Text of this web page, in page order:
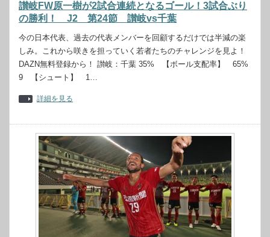
讃岐FW原一樹が2試合連続となるゴール！3試合ぶり
の勝利！ J2 第24節 讃岐vs千葉
今の日本代表、過去の代表メンバーを回顧するだけでは半減の楽
しみ。これから咲きを担っていく若者たちのチャレンジを見よ！
DAZN無料登録から！ 讃岐：千葉 35% 【ボール支配率】 65%
9 【シュート】 1…
詳細を見る